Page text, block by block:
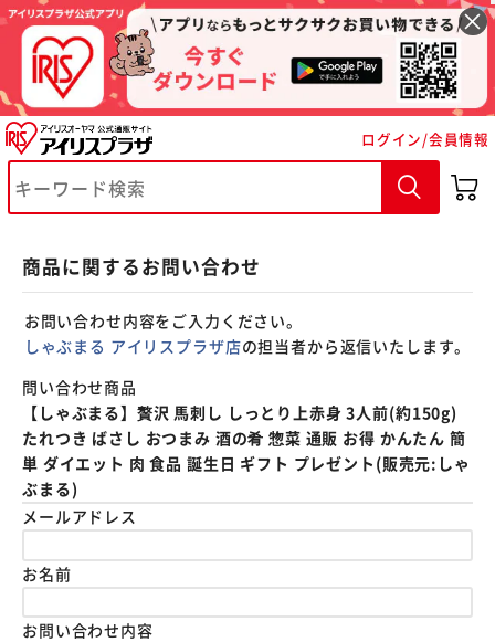
ログイン/会員情報
商品に関するお問い合わせ
お問い合わせ内容をご入力ください。
しゃぶまる アイリスプラザ店の担当者から返信いたします。
問い合わせ商品
【しゃぶまる】贅沢 馬刺し しっとり上赤身 3人前(約150g)
たれつき ばさし おつまみ 酒の肴 惣菜 通販 お得 かんたん 簡
単 ダイエット 肉 食品 誕生日 ギフト プレゼント(販売元:しゃ
ぶまる)
メールアドレス
お名前
お問い合わせ内容
※ご確認ください
カートに入れる